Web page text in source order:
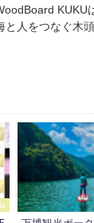
KUKU
と人をつなぐ木